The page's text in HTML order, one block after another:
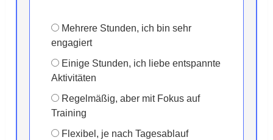
Mehrere Stunden, ich bin sehr
engagiert
Einige Stunden, ich liebe entspannte
Aktivitäten
Regelmäßig, aber mit Fokus auf
Training
Flexibel, je nach Tagesablauf